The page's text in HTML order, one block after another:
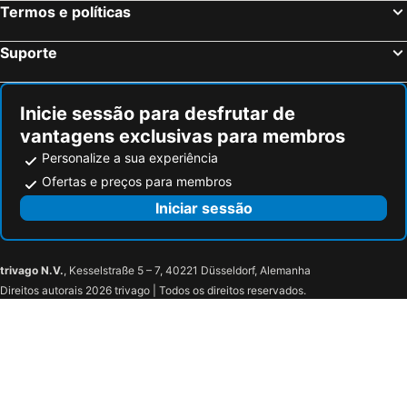
Termos e políticas
Suporte
Inicie sessão para desfrutar de
vantagens exclusivas para membros
Personalize a sua experiência
Ofertas e preços para membros
Iniciar sessão
trivago N.V., Kesselstraße 5 – 7, 40221 Düsseldorf, Alemanha
Direitos autorais 2026 trivago | Todos os direitos reservados.